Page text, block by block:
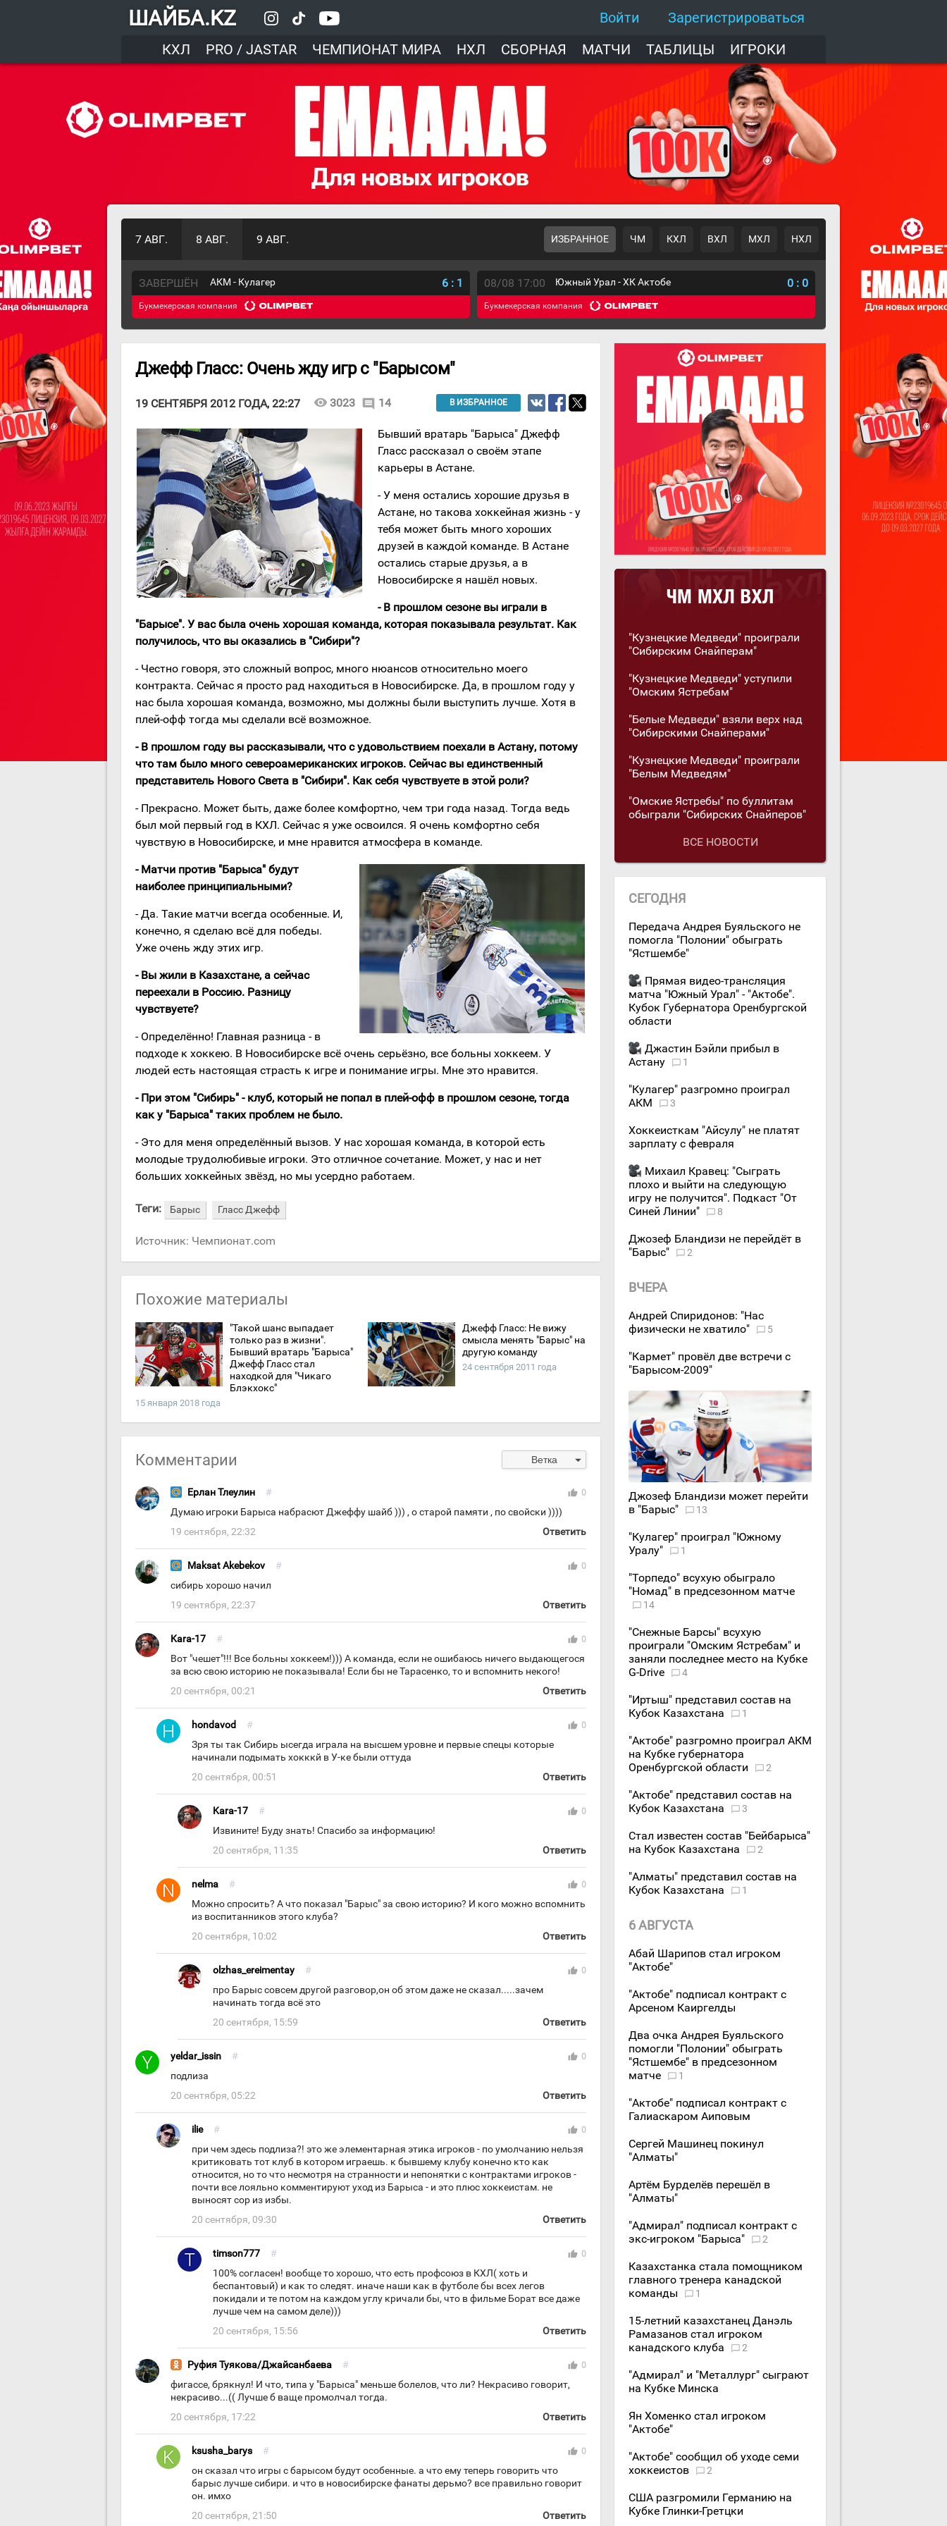
ШАЙБА.KZ Войти
Зарегистрироваться
КХЛ
PRO / JASTAR ЧЕМПИОНАТ МИРА НХЛ СБОРНАЯ МАТЧИ ТАБЛИЦЫ ИГРОКИ
7 АВГ. 8 АВГ. 9 АВГ. ИЗБРАННОЕ ЧМ КХЛ ВХЛ МХЛ НХЛ
ЗАВЕРШЁН АКМ - Кулагер 6 : 1
Букмекерская компания
08/08 17:00 Южный Урал - ХК Актобе 0 : 0
Букмекерская компания
Джефф Гласс: Очень жду игр с "Барысом"
19 СЕНТЯБРЯ 2012 ГОДА, 22:27 visibility 3023 comment 14 В ИЗБРАННОЕ
Бывший вратарь "Барыса" Джефф
Гласс рассказал о своём этапе
карьеры в Астане.
- У меня остались хорошие друзья в
Астане, но такова хоккейная жизнь - у
тебя может быть много хороших
друзей в каждой команде. В Астане
остались старые друзья, а в
Новосибирске я нашёл новых.
- В прошлом сезоне вы играли в
"Барысе". У вас была очень хорошая команда, которая показывала результат. Как
получилось, что вы оказались в "Сибири"?
- Честно говоря, это сложный вопрос, много нюансов относительно моего
контракта. Сейчас я просто рад находиться в Новосибирске. Да, в прошлом году у
нас была хорошая команда, возможно, мы должны были выступить лучше. Хотя в
плей-офф тогда мы сделали всё возможное.
- В прошлом году вы рассказывали, что с удовольствием поехали в Астану, потому
что там было много североамериканских игроков. Сейчас вы единственный
представитель Нового Света в "Сибири". Как себя чувствуете в этой роли?
- Прекрасно. Может быть, даже более комфортно, чем три года назад. Тогда ведь
был мой первый год в КХЛ. Сейчас я уже освоился. Я очень комфортно себя
чувствую в Новосибирске, и мне нравится атмосфера в команде.
- Матчи против "Барыса" будут
наиболее принципиальными?
- Да. Такие матчи всегда особенные. И,
конечно, я сделаю всё для победы.
Уже очень жду этих игр.
- Вы жили в Казахстане, а сейчас
переехали в Россию. Разницу
чувствуете?
- Определённо! Главная разница - в
подходе к хоккею. В Новосибирске всё очень серьёзно, все больны хоккеем. У
людей есть настоящая страсть к игре и понимание игры. Мне это нравится.
- При этом "Сибирь" - клуб, который не попал в плей-офф в прошлом сезоне, тогда
как у "Барыса" таких проблем не было.
- Это для меня определённый вызов. У нас хорошая команда, в которой есть
молодые трудолюбивые игроки. Это отличное сочетание. Может, у нас и нет
больших хоккейных звёзд, но мы усердно работаем.
Теги: Барыс Гласс Джефф
Источник: Чемпионат.com
Похожие материалы
"Такой шанс выпадает
только раз в жизни".
Бывший вратарь "Барыса"
Джефф Гласс стал
находкой для "Чикаго
Блэкхокс"
15 января 2018 года
Джефф Гласс: Не вижу
смысла менять "Барыс" на
другую команду
24 сентября 2011 года
Комментарии Ветка arrow_drop_down
Ерлан Тлеулин # thumb_up 0
Думаю игроки Барыса набрасют Джеффу шайб ))) , о старой памяти , по свойски ))))
19 сентября, 22:32
Ответить
Maksat Akebekov # thumb_up 0
сибирь хорошо начил
19 сентября, 22:37
Ответить
Kara-17 # thumb_up 0
Вот "чешет"!!! Все больны хоккеем!))) А команда, если не ошибаюсь ничего выдающегося
за всю свою историю не показывала! Если бы не Тарасенко, то и вспомнить некого!
20 сентября, 00:21
Ответить
hondavod # thumb_up 0
Зря ты так Сибирь ысегда играла на высшем уровне и первые спецы которые
начинали подымать хокккй в У-ке были оттуда
20 сентября, 00:51
Ответить
Kara-17 # thumb_up 0
Извините! Буду знать! Спасибо за информацию!
20 сентября, 11:35
Ответить
nelma # thumb_up 0
Можно спросить? А что показал "Барыс" за свою историю? И кого можно вспомнить
из воспитанников этого клуба?
20 сентября, 10:02
Ответить
olzhas_ereimentay # thumb_up 0
про Барыс совсем другой разговор,он об этом даже не сказал.....зачем
начинать тогда всё это
20 сентября, 15:59
Ответить
yeldar_issin # thumb_up 0
подлиза
20 сентября, 05:22
Ответить
ilie # thumb_up 0
при чем здесь подлиза?! это же элементарная этика игроков - по умолчанию нельзя
критиковать тот клуб в котором играешь. к бывшему клубу конечно кто как
относится, но то что несмотря на странности и непонятки с контрактами игроков -
почти все лояльно комментируют уход из Барыса - и это плюс хоккеистам. не
выносят сор из избы.
20 сентября, 09:30
Ответить
timson777 # thumb_up 0
100% согласен! вообще то хорошо, что есть профсоюз в КХЛ( хоть и
беспантовый) и как то следят. иначе наши как в футболе бы всех легов
покидали и те потом на каждом углу кричали бы, что в фильме Борат все даже
лучше чем на самом деле)))
20 сентября, 15:56
Ответить
Руфия Туякова/Джайсанбаева # thumb_up 0
фигассе, брякнул! И что, типа у "Барыса" меньше болелов, что ли? Некрасиво говорит,
некрасиво...(( Лучше б ваще промолчал тогда.
20 сентября, 17:22
Ответить
ksusha_barys # thumb_up 0
он сказал что игры с барысом будут особенные. а что ему теперь говорить что
барыс лучше сибири. и что в новосибирске фанаты дерьмо? все правильно говорит
он. имхо
20 сентября, 21:50
Ответить
"Кузнецкие Медведи" проиграли
"Сибирским Снайперам"
"Кузнецкие Медведи" уступили
"Омским Ястребам"
"Белые Медведи" взяли верх над
"Сибирскими Снайперами"
"Кузнецкие Медведи" проиграли
"Белым Медведям"
"Омские Ястребы" по буллитам
обыграли "Сибирских Снайперов"
ВСЕ НОВОСТИ
СЕГОДНЯ
Передача Андрея Буяльского не
помогла "Полонии" обыграть
"Ястшембе"
Прямая видео-трансляция
матча "Южный Урал" - "Актобе".
Кубок Губернатора Оренбургской
области
Джастин Бэйли прибыл в
Астану
1
"Кулагер" разгромно проиграл
АКМ
3
Хоккеисткам "Айсулу" не платят
зарплату с февраля
Михаил Кравец: "Сыграть
плохо и выйти на следующую
игру не получится". Подкаст "От
Синей Линии"
8
Джозеф Бландизи не перейдёт в
"Барыс"
2
ВЧЕРА
Андрей Спиридонов: "Нас
физически не хватило"
5
"Кармет" провёл две встречи с
"Барысом-2009"
Джозеф Бландизи может перейти
в "Барыс"
13
"Кулагер" проиграл "Южному
Уралу"
1
"Торпедо" всухую обыграло
"Номад" в предсезонном матче
14
"Снежные Барсы" всухую
проиграли "Омским Ястребам" и
заняли последнее место на Кубке
G-Drive
4
"Иртыш" представил состав на
Кубок Казахстана
1
"Актобе" разгромно проиграл АКМ
на Кубке губернатора
Оренбургской области
2
"Актобе" представил состав на
Кубок Казахстана
3
Стал известен состав "Бейбарыса"
на Кубок Казахстана
2
"Алматы" представил состав на
Кубок Казахстана
1
6 АВГУСТА
Абай Шарипов стал игроком
"Актобе"
"Актобе" подписал контракт с
Арсеном Каиргелды
Два очка Андрея Буяльского
помогли "Полонии" обыграть
"Ястшембе" в предсезонном
матче
1
"Актобе" подписал контракт с
Галиаскаром Аиповым
Сергей Машинец покинул
"Алматы"
Артём Бурделёв перешёл в
"Алматы"
"Адмирал" подписал контракт с
экс-игроком "Барыса"
2
Казахстанка стала помощником
главного тренера канадской
команды
1
15-летний казахстанец Данэль
Рамазанов стал игроком
канадского клуба
2
"Адмирал" и "Металлург" сыграют
на Кубке Минска
Ян Хоменко стал игроком
"Актобе"
"Актобе" сообщил об уходе семи
хоккеистов
2
США разгромили Германию на
Кубке Глинки-Гретцки